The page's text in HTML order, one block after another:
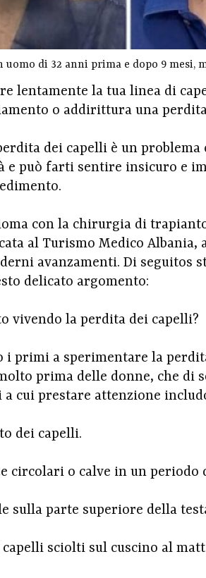
di 32 anni prima e dopo 9 mesi,
lentamente la tua linea di
o addirittura una
dei capelli è un problema
e può farti sentire insicuro e
con la chirurgia di
al Turismo Medico Albania,
avanzamenti. Di seguitos
delicato argomento:
vivendo la perdita dei capelli?
i primi a sperimentare la
prima delle donne, che di
a cui prestare attenzione
dei capelli.
circolari o calve in un periodo
sulla parte superiore della
sciolti sul cuscino al